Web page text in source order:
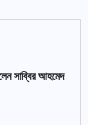
সাব্বির আহমেদ